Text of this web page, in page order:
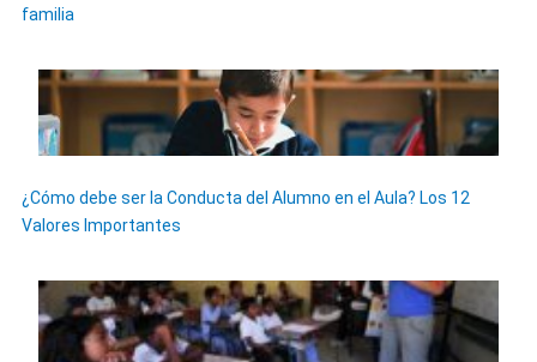
familia
¿Cómo debe ser la Conducta del Alumno en el Aula? Los 12
Valores Importantes